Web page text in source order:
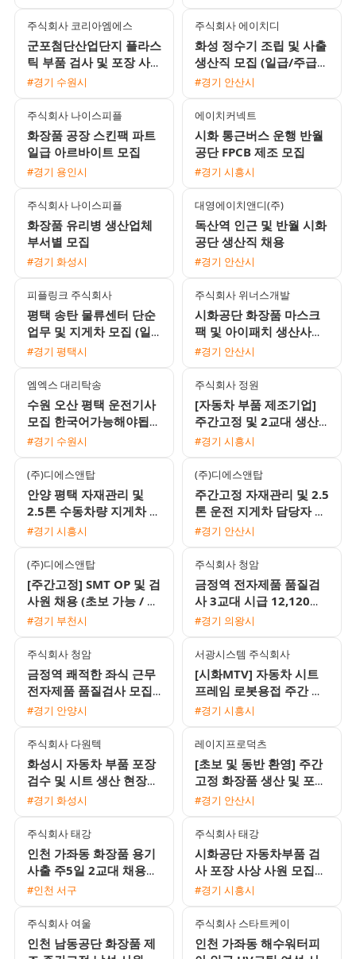
주식회사 코리아엠에스
군포첨단산업단지 플라스
틱 부품 검사 및 포장 사
원 모집 주급 정산 가능
#경기 수원시
주식회사 에이치디
화성 정수기 조립 및 사출
생산직 모집 (일급/주급/
월급 선택 가능)
#경기 안산시
주식회사 나이스피플
화장품 공장 스킨팩 파트
일급 아르바이트 모집
#경기 용인시
에이치커넥트
시화 통근버스 운행 반월
공단 FPCB 제조 모집
#경기 시흥시
주식회사 나이스피플
화장품 유리병 생산업체
부서별 모집
#경기 화성시
대영에이치앤디(주)
독산역 인근 및 반월 시화
공단 생산직 채용
#경기 안산시
피플링크 주식회사
평택 송탄 물류센터 단순
업무 및 지게차 모집 (일
급/알바 가능)
#경기 평택시
주식회사 위너스개발
시화공단 화장품 마스크
팩 및 아이패치 생산사원
모집 (주급 가능)
#경기 안산시
엠엑스 대리탁송
수원 오산 평택 운전기사
모집 한국어가능해야됩니
다
#경기 수원시
주식회사 정원
[자동차 부품 제조기업]
주간고정 및 2교대 생산·
물류·검사 사원 모집 (초
#경기 시흥시
(주)디에스앤탑
안양 평택 자재관리 및
2.5톤 수동차량 지게차 운
전 주간고정 채용
#경기 시흥시
(주)디에스앤탑
주간고정 자재관리 및 2.5
톤 운전 지게차 담당자 모
집
#경기 안산시
(주)디에스앤탑
[주간고정] SMT OP 및 검
사원 채용 (초보 가능 / 동
반 지원 환영 / 식사 지원)
#경기 부천시
주식회사 청암
금정역 전자제품 품질검
사 3교대 시급 12,120원
월 350만원에서 380만원
#경기 의왕시
주식회사 청암
금정역 쾌적한 좌식 근무
전자제품 품질검사 모집
시급 12120원 월 350만
#경기 안양시
서광시스템 주식회사
[시화MTV] 자동차 시트
프레임 로봇용접 주간 고
정 사원 모집 (주급 가능/
#경기 시흥시
주식회사 다원텍
화성시 자동차 부품 포장
검수 및 시트 생산 현장
사원 채용
#경기 화성시
레이지프로덕츠
[초보 및 동반 환영] 주간
고정 화장품 생산 및 포장
모집 (월 320~330만원
#경기 안산시
주식회사 태강
인천 가좌동 화장품 용기
사출 주5일 2교대 채용
(에어컨 완비 / 정직원 전
#인천 서구
주식회사 태강
시화공단 자동차부품 검
사 포장 사상 사원 모집
주간 단기 가능 통근버스
#경기 시흥시
주식회사 여울
인천 남동공단 화장품 제
주식회사 스타트케이
인천 가좌동 해수워터피